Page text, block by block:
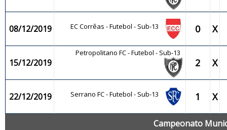
08/12/2019 EC Corrêas - Futebol - Sub-13 0 X
15/12/2019
Petropolitano FC - Futebol - Sub-13
2 X
22/12/2019 Serrano FC - Futebol - Sub-13 1 X
Campeonato